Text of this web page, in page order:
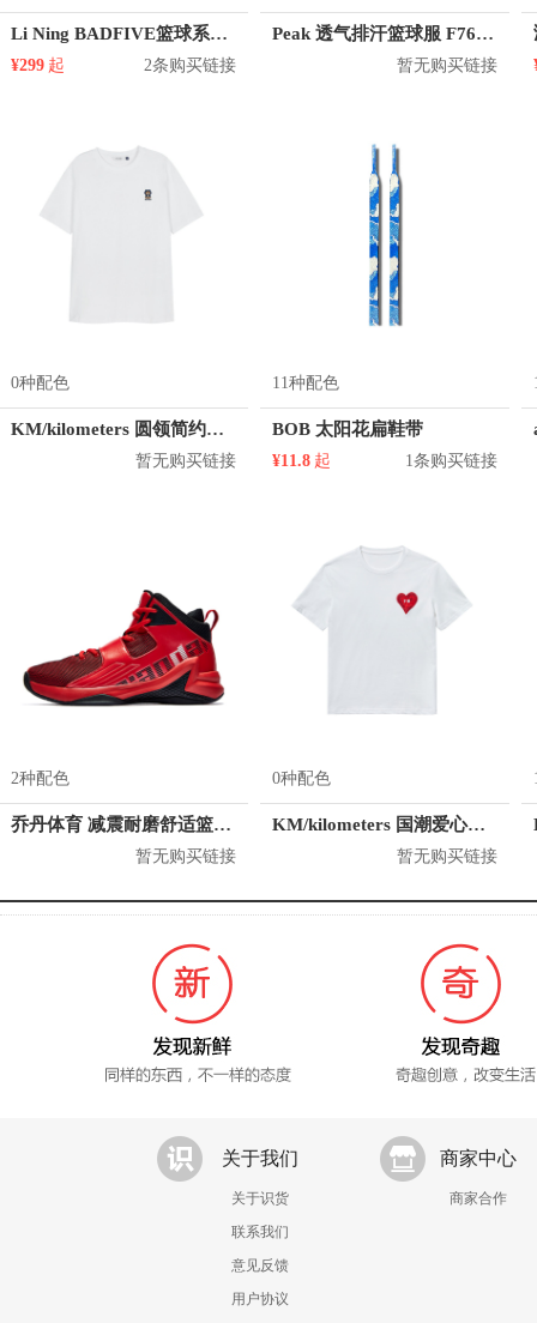
Li Ning BADFIVE篮球系列运动篮球背心 AAYQ017
¥299 起 2条购买链接
Peak 透气排汗篮球服 F762101
暂无购买链接
0种配色
KM/kilometers 圆领简约短袖T恤 M2X2108073
暂无购买链接
11种配色
BOB 太阳花扁鞋带
¥11.8 起 1条购买链接
2种配色
乔丹体育 减震耐磨舒适篮球鞋 XM4580121
暂无购买链接
0种配色
KM/kilometers 国潮爱心短袖T恤 M2X2108466
暂无购买链接
关于我们
关于识货
联系我们
意见反馈
用户协议
商家中心
商家合作